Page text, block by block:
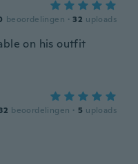
beoordelingen · 32 uploads
on his outfit
beoordelingen · 5 uploads